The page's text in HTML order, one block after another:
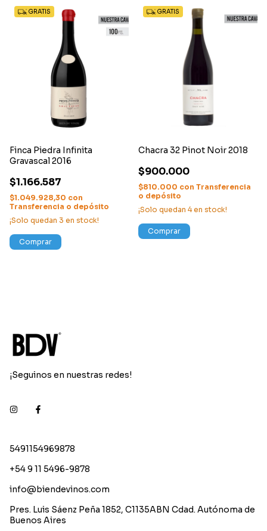
GRATIS
Finca Piedra Infinita
Gravascal 2016
$1.166.587
$1.049.928,30 con
Transferencia o depósito
¡Solo quedan 3 en stock!
Comprar
GRATIS
Chacra 32 Pinot Noir 2018
$900.000
$810.000 con Transferencia
o depósito
¡Solo quedan 4en stock!
Comprar
¡Seguinos en nuestras redes!
5491154969878
+54 9 11 5496-9878
info@biendevinos.com
Pres. Luis Sáenz Peña 1852, C1135ABN Cdad. Autónoma de
Buenos Aires